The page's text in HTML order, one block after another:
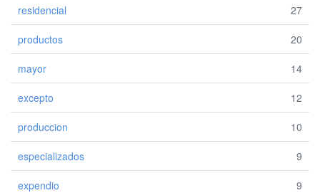
residencial 27
productos 20
mayor 14
excepto 12
produccion 10
especializados 9
expendio 9